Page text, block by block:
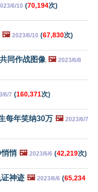
6/10 (70,194次)
🖼️ 2023/6/10 (67,830次)
同作战图像 🖼️ 2023/6/8
6/7 (160,371次)
每年笑纳30万 🖼️ 2023/6/7
悄 🖼️ 2023/6/6 (42,219次)
神迹 🖼️ 2023/6/6 (65,234